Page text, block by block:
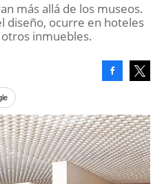
más allá de los museos.
diseño, ocurre en hoteles
inmuebles.